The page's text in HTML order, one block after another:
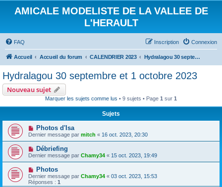
AMICALE MODELISTE DE LA VALLEE DE
L'HERAULT
FAQ Connexion
Inscription
Accueil Accueil du forum CALENDRIER 2023 Hydralagou 30 septembre et 1 octobre 2023
Hydralagou 30 septembre et 1 octobre 2023
Nouveau sujet
Marquer les sujets comme lus • 9 sujets • Page 1 sur 1
Sujets
Photos d'Isa
Dernier message par mitch « 16 oct. 2023, 20:30
Débriefing
Dernier message par Chamy34 « 15 oct. 2023, 19:49
Photos
Dernier message par Chamy34 « 03 oct. 2023, 15:53
Réponses : 1